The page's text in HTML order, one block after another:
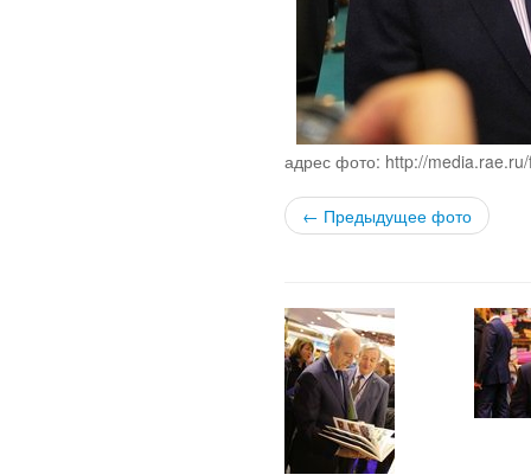
адрес фото: http://
← Предыдущее фото